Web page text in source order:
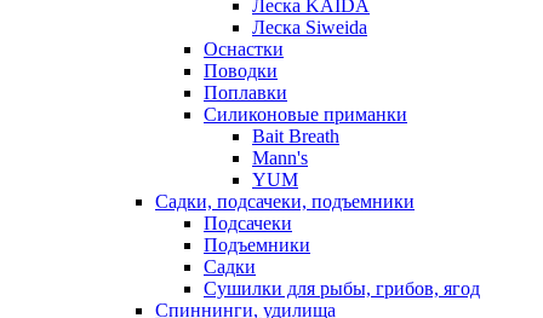
Леска KAIDA
Леска Siweida
Оснастки
Поводки
Поплавки
Силиконовые приманки
Bait Breath
Mann's
YUM
Садки, подсачеки, подъемники
Подсачеки
Подъемники
Садки
Сушилки для рыбы, грибов, ягод
Спиннинги, удилища